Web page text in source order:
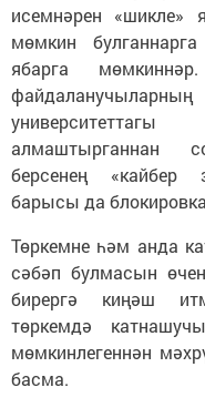
исемнәрен «шикле»
мөмкин
ябарга
алмаштырганнан
берсенең «кайбер
барысы да
Төркемне һәм анда
сәбәп булмасын
бирергә киңәш
төркемдә
мөмкинлегеннән
басма.